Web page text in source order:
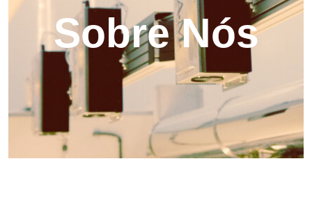
Sobre Nós